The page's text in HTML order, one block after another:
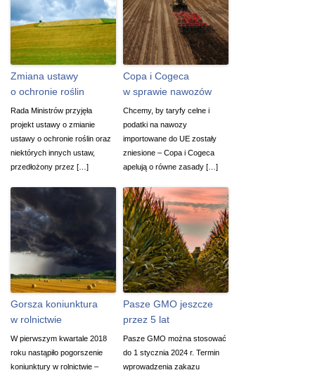
Zmiana ustawy
o ochronie roślin
Rada Ministrów przyjęła
projekt ustawy o zmianie
ustawy o ochronie roślin oraz
niektórych innych ustaw,
przedłożony przez […]
Copa i Cogeca
w sprawie nawozów
Chcemy, by taryfy celne i
podatki na nawozy
importowane do UE zostały
zniesione – Copa i Cogeca
apelują o równe zasady […]
Gorsza koniunktura
w rolnictwie
W pierwszym kwartale 2018
roku nastąpiło pogorszenie
koniunktury w rolnictwie –
Pasze GMO jeszcze
przez 5 lat
Pasze GMO można stosować
do 1 stycznia 2024 r. Termin
wprowadzenia zakazu